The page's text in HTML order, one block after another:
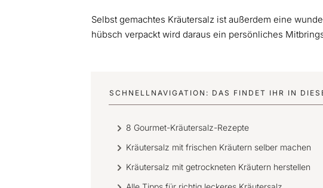
Selbst gemachtes Kräutersalz ist außerdem eine
hübsch verpackt wird daraus ein persönliches
SCHNELLNAVIGATION: DAS FINDET IHR IN
8 Gourmet-Kräutersalz-Rezepte
Kräutersalz mit frischen Kräutern selber machen
Kräutersalz mit getrockneten Kräutern herstellen